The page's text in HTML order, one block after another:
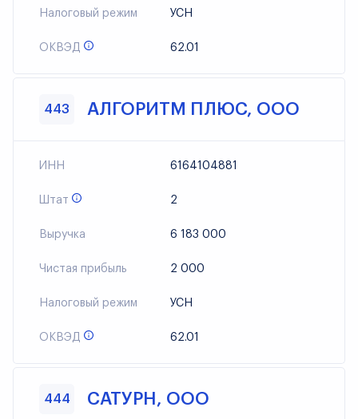
Налоговый режим УСН
ОКВЭД 62.01
443 АЛГОРИТМ ПЛЮС, ООО
ИНН 6164104881
Штат 2
Выручка 6 183 000
Чистая прибыль 2 000
Налоговый режим УСН
ОКВЭД 62.01
444 САТУРН, ООО